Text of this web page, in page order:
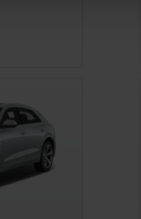
Abs. 1 DSGVO), von
freiwillig erteilen. Nähere